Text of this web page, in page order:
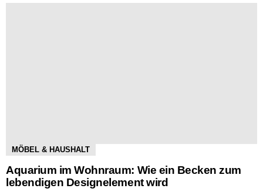
MÖBEL & HAUSHALT
Aquarium im Wohnraum: Wie ein Becken zum
lebendigen Designelement wird